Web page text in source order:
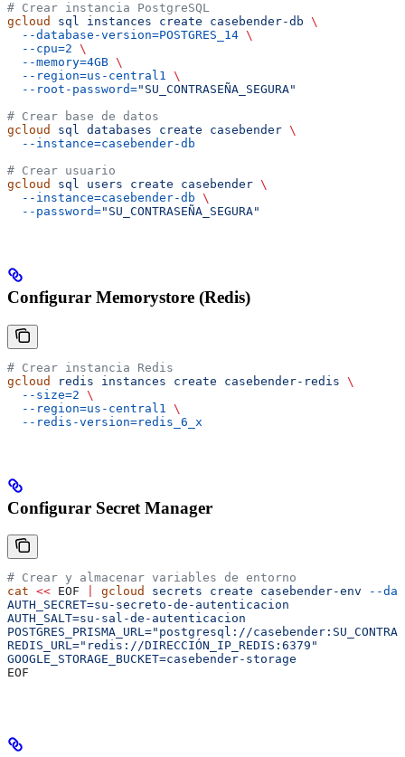
# Crear instancia PostgreSQL
gcloud
sql instances create casebender-db \
  --database-version=POSTGRES_14
\
  --cpu=2
\
  --memory=4GB
\
  --region=us-central1
\
  --root-password=
"SU_CONTRASEÑA_SEGURA"
# Crear base de datos
gcloud
sql databases create casebender \
  --instance=casebender-db
# Crear usuario
gcloud
sql users create casebender \
  --instance=casebender-db
\
  --password=
"SU_CONTRASEÑA_SEGURA"
Configurar Memorystore (Redis)
# Crear instancia Redis
gcloud
redis instances create casebender-redis \
  --size=2
\
  --region=us-central1
\
  --redis-version=redis_6_x
Configurar Secret Manager
# Crear y almacenar variables de entorno
cat << EOF gcloud secrets create casebender-env --
AUTH_SECRET=su-secreto-de-autenticacion
AUTH_SALT=su-sal-de-autenticacion
POSTGRES_PRISMA_URL="postgresql://
REDIS_URL="redis://DIRECCIÓN_IP_REDIS:6379"
GOOGLE_STORAGE_BUCKET=casebender-storage
EOF